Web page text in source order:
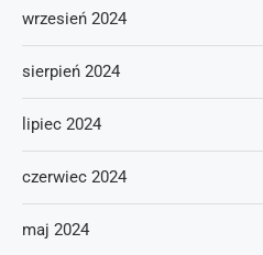
wrzesień 2024
sierpień 2024
lipiec 2024
czerwiec 2024
maj 2024